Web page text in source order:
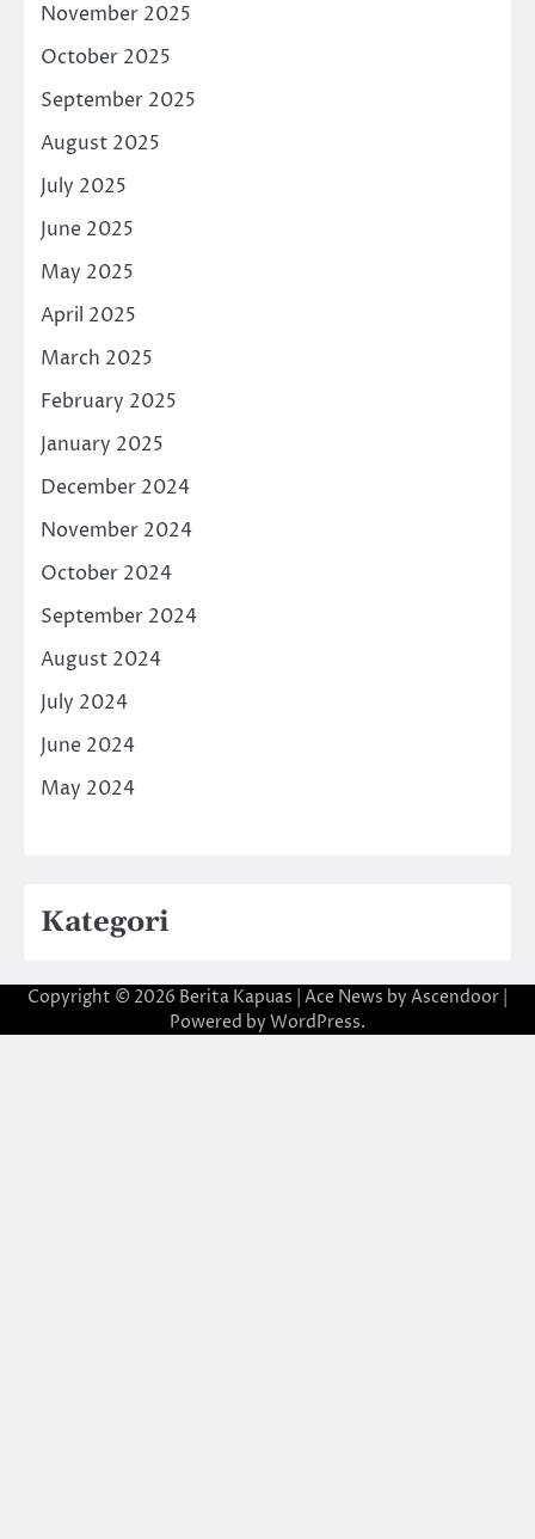
November 2025
October 2025
September 2025
August 2025
July 2025
June 2025
May 2025
April 2025
March 2025
February 2025
January 2025
December 2024
November 2024
October 2024
September 2024
August 2024
July 2024
June 2024
May 2024
Kategori
Copyright © 2026 Berita Kapuas | Ace News by Ascendoor
Powered by WordPress.